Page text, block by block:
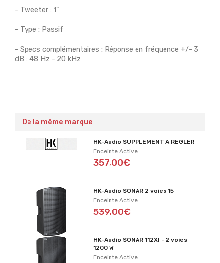
- Tweeter : 1"
- Type : Passif
- Specs complémentaires : Réponse en fréquence +/- 3
dB : 48 Hz - 20 kHz
De la même marque
HK-Audio SUPPLEMENT A REGLER
Enceinte Active
357,00€
HK-Audio SONAR 2 voies 15
Enceinte Active
539,00€
HK-Audio SONAR 112XI - 2 voies
1200 W
Enceinte Active